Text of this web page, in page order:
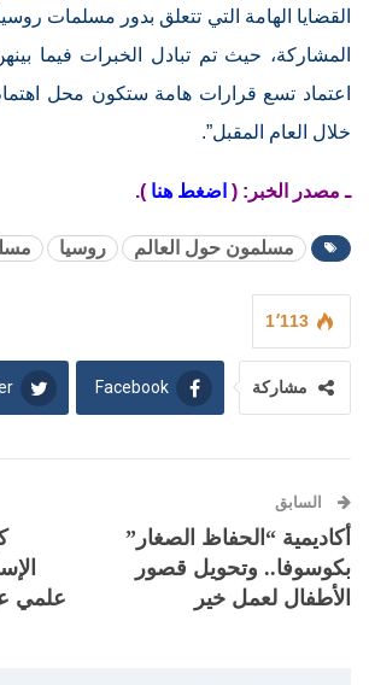
القضايا الهامة التي تتعلق بدور مسلمات
المشاركة، حيث تم تبادل الخبرات فيما
اعتماد تسع قرارات هامة ستكون محل
خلال العام المقبل”.
ـ مصدر الخبر: ( اضغط هنا ).
مسلمون حول العالم روسيا
1٬113
مشاركة Facebook
السابق
أكاديمية “الحفاظ الصغار”
بكوسوفا.. وتحويل قصور
الأطفال لعمل خير
علمي